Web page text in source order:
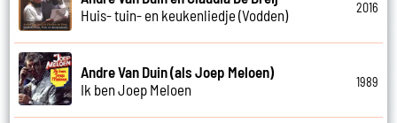
Huis- tuin- en keukenliedje (Vodden)
2016
Andre Van Duin (als Joep Meloen)
Ik ben Joep Meloen
1989